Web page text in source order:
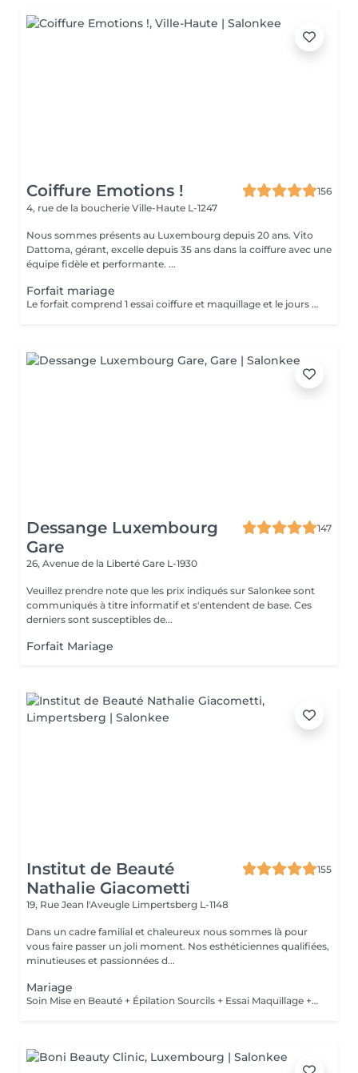
Coiffure Emotions !
156
4, rue de la boucherie Ville-Haute L-1247
Nous sommes présents au Luxembourg depuis 20 ans. Vito
Dattoma, gérant, excelle depuis 35 ans dans la coiffure avec une
équipe fidèle et performante. ...
Forfait mariage
Le forfait comprend 1 essai coiffure et maquillage et le jours du mariage
Dessange Luxembourg
Gare
147
26, Avenue de la Liberté Gare L-1930
Veuillez prendre note que les prix indiqués sur Salonkee sont
communiqués à titre informatif et s'entendent de base. Ces
derniers sont susceptibles de...
Forfait Mariage
Institut de Beauté
Nathalie Giacometti
155
19, Rue Jean l'Aveugle Limpertsberg L-1148
Dans un cadre familial et chaleureux nous sommes là pour
vous faire passer un joli moment. Nos esthéticiennes qualifiées,
minutieuses et passionnées d...
Mariage
Soin Mise en Beauté + Épilation Sourcils + Essai Maquillage + Maquillage Jour J + Soin des Mains